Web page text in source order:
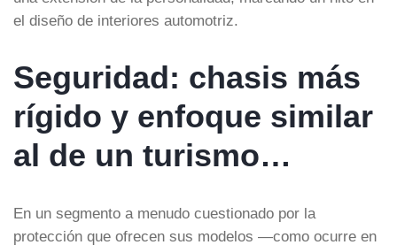
el diseño de interiores automotriz.
Seguridad: chasis más
rígido y enfoque similar
al de un turismo…
En un segmento a menudo cuestionado por la
protección que ofrecen sus modelos —como ocurre en